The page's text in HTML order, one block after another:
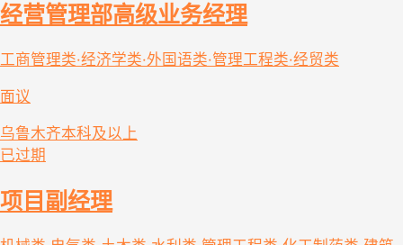
经营管理部高级业务经理
工商管理类·经济学类·外国语类·管理工程类·经贸类
面议
乌鲁木齐本科及以上
已过期
项目副经理